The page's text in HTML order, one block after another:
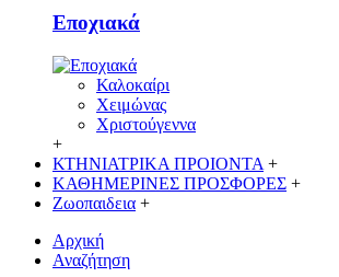
Εποχιακά
Καλοκαίρι
Χειμώνας
Χριστούγεννα
+
ΚΤΗΝΙΑΤΡΙΚΑ ΠΡΟΙΟΝΤΑ +
ΚΑΘΗΜΕΡΙΝΕΣ ΠΡΟΣΦΟΡΕΣ +
Ζωοπαιδεια +
Αρχική
Αναζήτηση